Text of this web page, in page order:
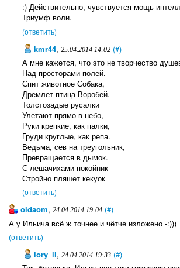
:) Действительно, чувствуется мощь
Триумф воли.
(ответить)
kmr44, 25.04.2014 14:02 (#)
А мне кажется, что это не творчество
Над просторами полей.
Спит животное Собака,
Дремлет птица Воробей.
Толстозадые русалки
Улетают прямо в небо,
Руки крепкие, как палки,
Груди круглые, как репа.
Ведьма, сев на треугольник,
Превращается в дымок.
С лешачихами покойник
Стройно пляшет кекуок
(ответить)
oldaom, 24.04.2014 19:04 (#)
А у Ильича всё ж точнее и чётче изложено -:)))
(ответить)
lory_ll, 24.04.2014 19:33 (#)